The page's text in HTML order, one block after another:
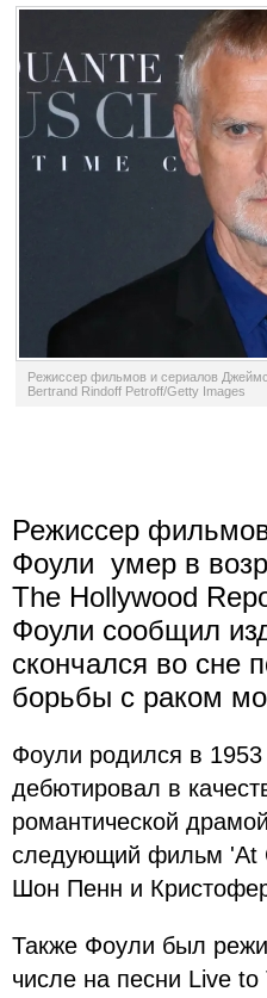
Режиссер фильмов и сериалов
Bertrand Rindoff Petroff/Getty Images
Режиссер
Фоули умер в
The Hollywood
Фоули сообщил
скончался во сне
борьбы с раком
Фоули родился в
дебютировал в
романтической
следующий фильм 'At
Шон Пенн и
Также Фоули был
числе на песни Live